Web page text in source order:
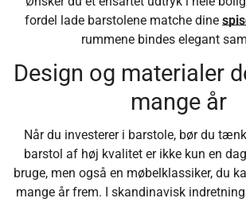
fordel lade barstolene matche dine
rummene bindes elegant
Design og materialer
mange år
Når du investerer i barstole, bør du
barstol af høj kvalitet er ikke kun en
bruge, men også en møbelklassiker, du
mange år frem. I skandinavisk